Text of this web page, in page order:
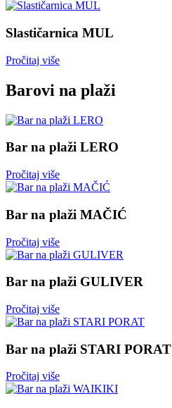
Slastičarnica MUL
Pročitaj više
Barovi na plaži
Bar na plaži LERO
Pročitaj više
Bar na plaži MAČIĆ
Pročitaj više
Bar na plaži GULIVER
Pročitaj više
Bar na plaži STARI PORAT
Pročitaj više